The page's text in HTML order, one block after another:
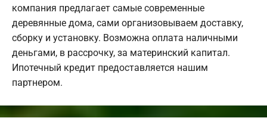
компания предлагает самые современные
деревянные дома, сами организовываем доставку,
сборку и установку. Возможна оплата наличными
деньгами, в рассрочку, за материнский капитал.
Ипотечный кредит предоставляется нашим
партнером.